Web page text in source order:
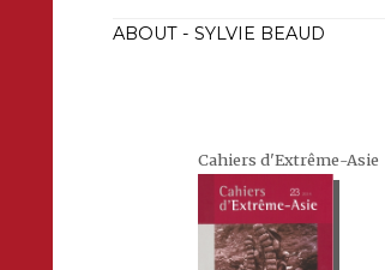
ABOUT - SYLVIE BEAUD
Cahiers d'Extrême-Asie